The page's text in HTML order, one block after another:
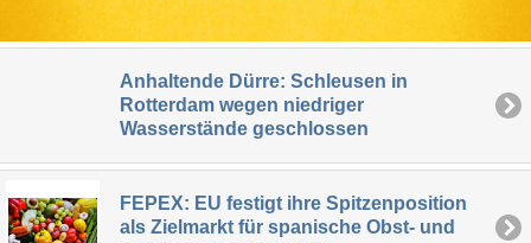
Anhaltende Dürre: Schleusen in
Rotterdam wegen niedriger
Wasserstände geschlossen
FEPEX: EU festigt ihre Spitzenposition
als Zielmarkt für spanische Obst- und